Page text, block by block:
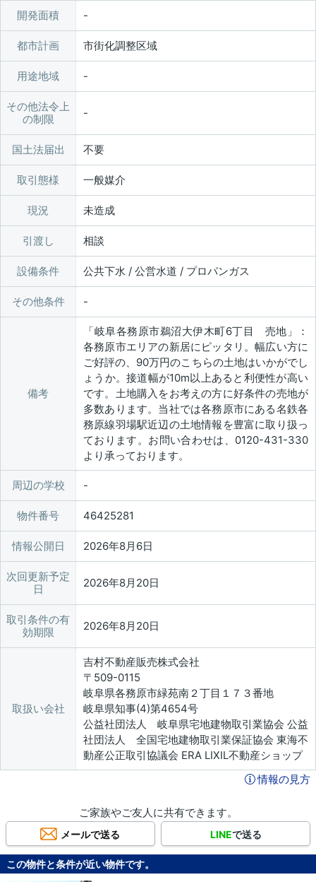
開発面積
都市計画 市街化調整区域
用途地域
その他法令上
の制限
国土法届出 不要
取引態様 一般媒介
現況 未造成
引渡し 相談
設備条件 公共下水 / 公営水道 / プロパンガス
その他条件
備考
「岐阜各務原市鵜沼大伊木町6丁目 売地」：
各務原市エリアの新居にピッタリ。幅広い方に
ご好評の、90万円のこちらの土地はいかがでし
ょうか。接道幅が10m以上あると利便性が高い
です。土地購入をお考えの方に好条件の売地が
多数あります。当社では各務原市にある名鉄各
務原線羽場駅近辺の土地情報を豊富に取り扱っ
ております。お問い合わせは、0120-431-330
より承っております。
周辺の学校
物件番号 46425281
情報公開日 2026年8月6日
次回更新予定
日
2026年8月20日
取引条件の有
効期限
2026年8月20日
取扱い会社
吉村不動産販売株式会社
〒509-0115
岐阜県各務原市緑苑南２丁目１７３番地
岐阜県知事(4)第4654号
公益社団法人 岐阜県宅地建物取引業協会 公益
社団法人 全国宅地建物取引業保証協会 東海不
動産公正取引協議会 ERA LIXIL不動産ショップ
情報の見方
ご家族やご友人に共有できます。
メールで送る LINEで送る
この物件と条件が近い物件です。